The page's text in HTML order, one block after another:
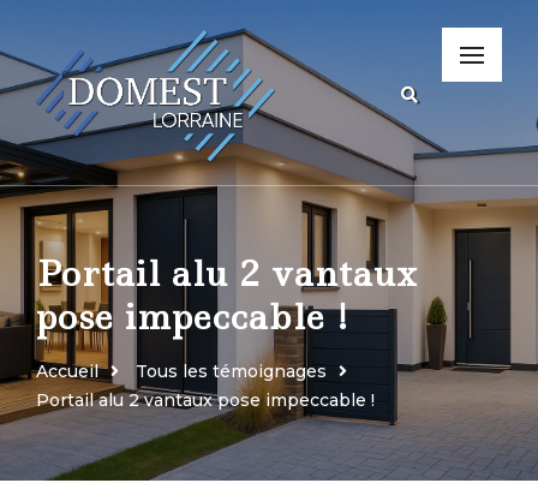
Portail alu 2 vantaux
pose impeccable !
Accueil
Tous les témoignages
Portail alu 2 vantaux pose impeccable !